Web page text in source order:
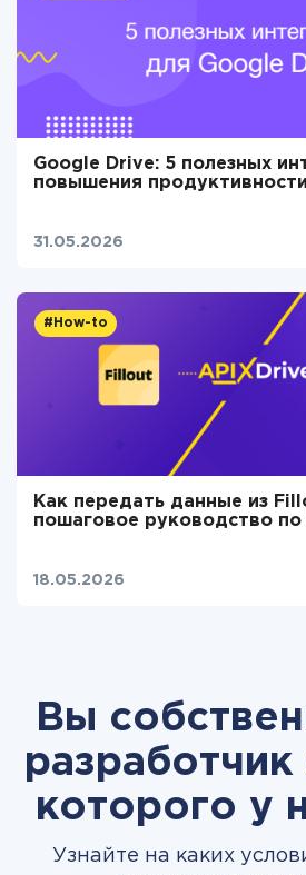
Google Drive: 5 полезных
повышения продуктивности
31.05.2026
#How-to
Как передать данные из
пошаговое руководство по
18.05.2026
Вы
разработчик
которого у
Узнайте на каких